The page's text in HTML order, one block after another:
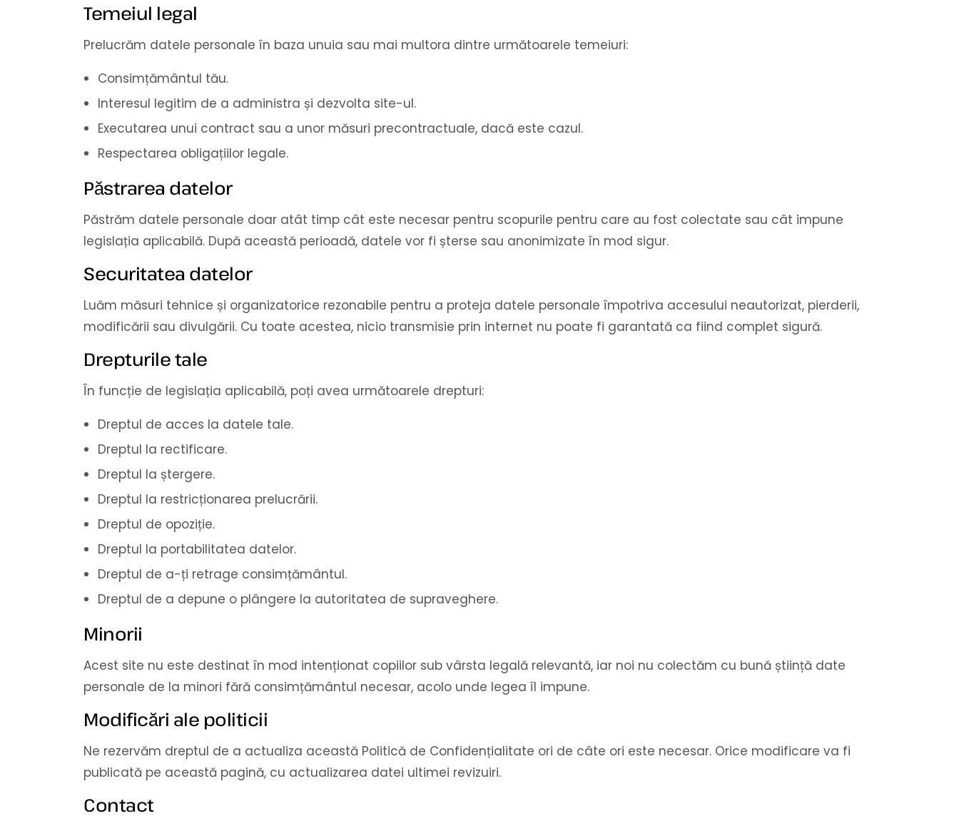
Temeiul legal
Prelucrăm datele personale în baza unuia sau mai multora dintre următoarele temeiuri:
Consimțământul tău.
Interesul legitim de a administra și dezvolta site-ul.
Executarea unui contract sau a unor măsuri precontractuale, dacă este cazul.
Respectarea obligațiilor legale.
Păstrarea datelor
Păstrăm datele personale doar atât timp cât este necesar pentru scopurile pentru care au fost colectate sau cât impune
legislația aplicabilă. După această perioadă, datele vor fi șterse sau anonimizate în mod sigur.
Securitatea datelor
Luăm măsuri tehnice și organizatorice rezonabile pentru a proteja datele personale împotriva accesului neautorizat, pierderii,
modificării sau divulgării. Cu toate acestea, nicio transmisie prin internet nu poate fi garantată ca fiind complet sigură.
Drepturile tale
În funcție de legislația aplicabilă, poți avea următoarele drepturi:
Dreptul de acces la datele tale.
Dreptul la rectificare.
Dreptul la ștergere.
Dreptul la restricționarea prelucrării.
Dreptul de opoziție.
Dreptul la portabilitatea datelor.
Dreptul de a-ți retrage consimțământul.
Dreptul de a depune o plângere la autoritatea de supraveghere.
Minorii
Acest site nu este destinat în mod intenționat copiilor sub vârsta legală relevantă, iar noi nu colectăm cu bună știință date
personale de la minori fără consimțământul necesar, acolo unde legea îl impune.
Modificări ale politicii
Ne rezervăm dreptul de a actualiza această Politică de Confidențialitate ori de câte ori este necesar. Orice modificare va fi
publicată pe această pagină, cu actualizarea datei ultimei revizuiri.
Contact